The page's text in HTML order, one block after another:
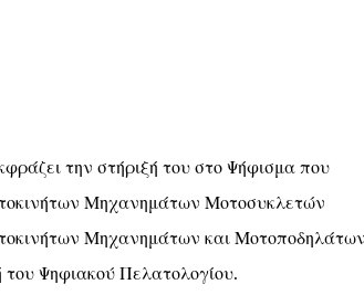
την στήριξή του στο Ψήφισμα που
Μηχανημάτων Μοτοσυκλετών
Μηχανημάτων και
Ψηφιακού Πελατολογίου.